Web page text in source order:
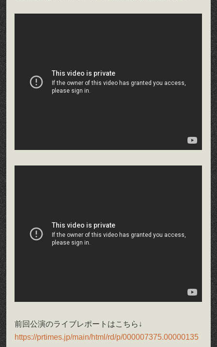
前回公演のライブレポートはこちら↓
https://prtimes.jp/main/html/rd/p/000007375.00000135